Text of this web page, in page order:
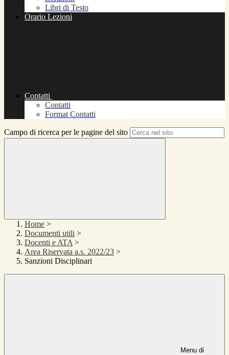
Libri di Testo
Orario Lezioni
Contatti
Contatti
Format Contatti
Campo di ricerca per le pagine del sito
Home >
Documenti utili >
Docenti e ATA >
Area Riservata a.s. 2022/23 >
Sanzioni Disciplinari
Menu di